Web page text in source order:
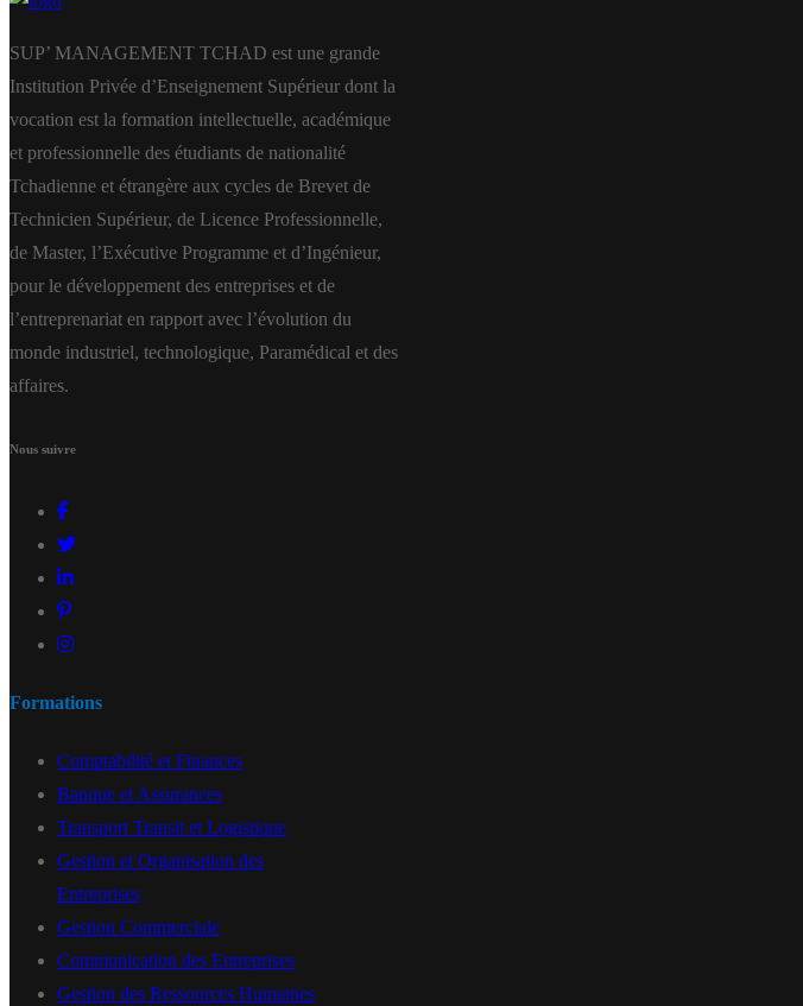
SUP’ MANAGEMENT TCHAD est une grande
Institution Privée d’Enseignement Supérieur dont la
vocation est la formation intellectuelle, académique
et professionnelle des étudiants de nationalité
Tchadienne et étrangère aux cycles de Brevet de
Technicien Supérieur, de Licence Professionnelle,
de Master, l’Exécutive Programme et d’Ingénieur,
pour le développement des entreprises et de
l’entreprenariat en rapport avec l’évolution du
monde industriel, technologique, Paramédical et des
affaires.
Nous suivre
Formations
Comptabilité et Finances
Banque et Assurances
Transport Transit et Logistique
Gestion et Organisation des
Entreprises
Gestion Commerciale
Communication des Entreprises
Gestion des Ressources Humaines